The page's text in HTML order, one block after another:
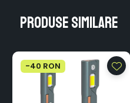
Produse similare
-40 RON